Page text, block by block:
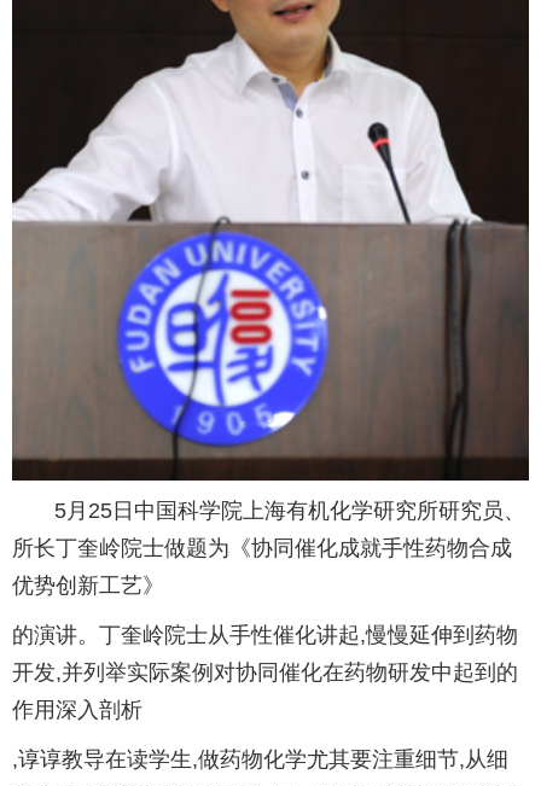
5月25日中国科学院上海有机化学研究所研究员、
所长丁奎岭院士做题为《协同催化成就手性药物合成
优势创新工艺》
的演讲。丁奎岭院士从手性催化讲起,慢慢延伸到药物
开发,并列举实际案例对协同催化在药物研发中起到的
作用深入剖析
,谆谆教导在读学生,做药物化学尤其要注重细节,从细